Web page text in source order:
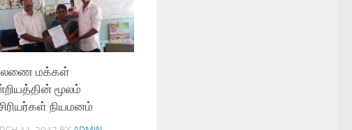
மக்கள்
மூலம்
நியமனம்